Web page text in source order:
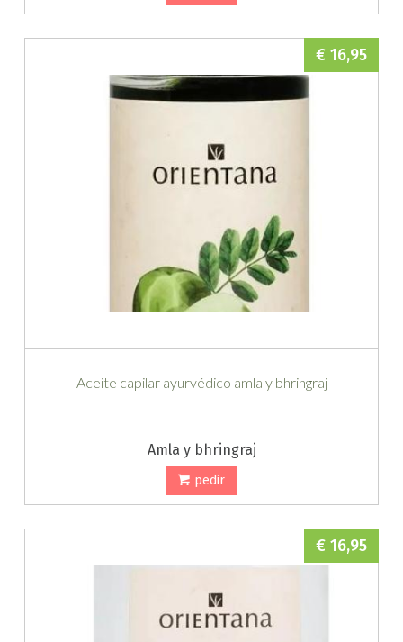
Aceite capilar ayurvédico amla y bhringraj
Amla y bhringraj
€ 16,95
pedir
€ 16,95